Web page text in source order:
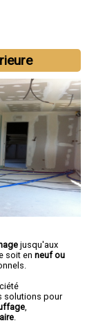
jusqu'aux
soit en neuf ou
solutions pour